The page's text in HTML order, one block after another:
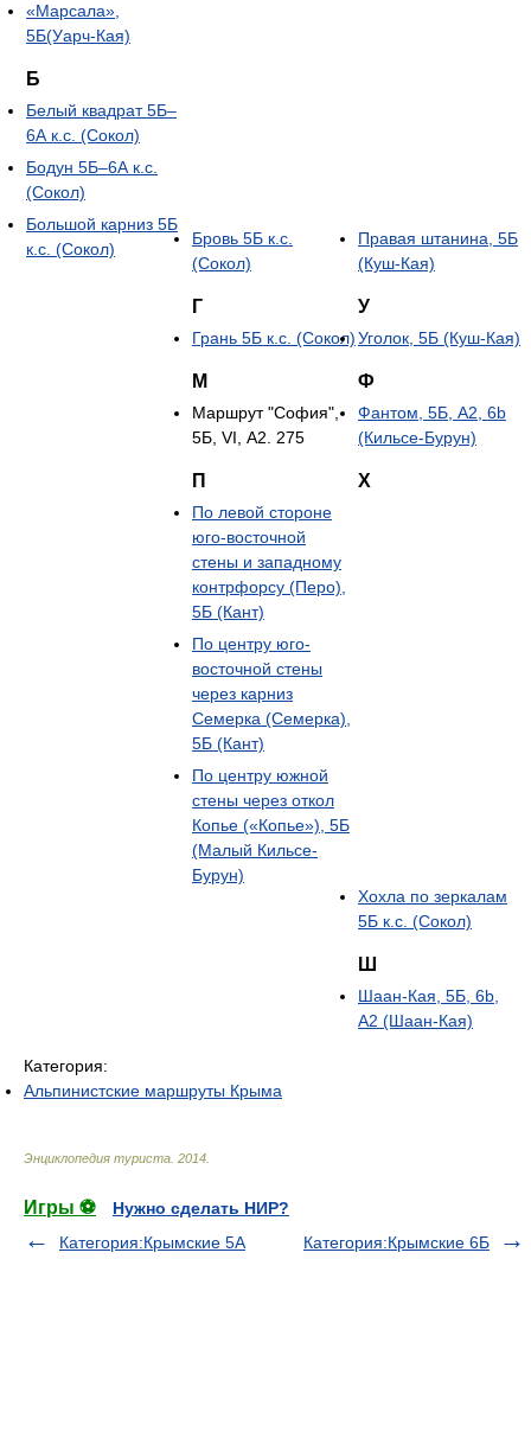
«Марсала»,
5Б(Уарч-Кая)
Б
Белый квадрат 5Б–
6А к.с. (Сокол)
Бодун 5Б–6А к.с.
(Сокол)
Большой карниз 5Б
к.с. (Сокол)
Бровь 5Б к.с.
(Сокол)
Г
Грань 5Б к.с. (Сокол)
М
Маршрут "София",
5Б, VI, А2. 275
П
По левой стороне
юго-восточной
стены и западному
контрфорсу (Перо),
5Б (Кант)
По центру юго-
восточной стены
через карниз
Семерка (Семерка),
5Б (Кант)
По центру южной
стены через откол
Копье («Копье»), 5Б
(Малый Кильсе-
Бурун)
Правая штанина, 5Б
(Куш-Кая)
У
Уголок, 5Б (Куш-Кая)
Ф
Фантом, 5Б, А2, 6b
(Кильсе-Бурун)
Х
Хохла по зеркалам
5Б к.с. (Сокол)
Ш
Шаан-Кая, 5Б, 6b,
А2 (Шаан-Кая)
Категория:
Альпинистские маршруты Крыма
Энциклопедия туриста 2014
Игры ⚽
Нужно сделать НИР?
Категория:Крымские 5А
Категория:Крымские 6Б